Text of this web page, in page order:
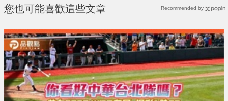
您也可能喜歡這些文章 Recommended by